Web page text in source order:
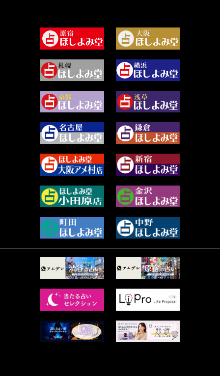
尾羽奈美海 (95)
藻那ムール (2)
白丸モカ (180)
水浅葱 旬時 (150)
阿佐霧 峰麿 (37)
源 彩乃 (65)
美月マーシャ (211)
芽百マミム (737)
真巳華 - Mamika - (267)
プラタ 真寿 (163)
紅月Luru (3)
ルーカス伽豆海 (1111)
木杉泉風 (116)
桐野有民 (31)
月夜巳キメラ (4)
菊地柚姫 (78)
2024年5月 (92)
2024年3月 (49)
2024年2月 (40)
2024年1月 (63)
2023年12月 (86)
2023年11月 (67)
2023年10月 (36)
2023年9月 (37)
2023年8月 (46)
2023年7月 (59)
2023年6月 (73)
2023年5月 (67)
2023年4月 (73)
2023年2月 (99)
2022年12月 (72)
2022年11月 (72)
2022年9月 (85)